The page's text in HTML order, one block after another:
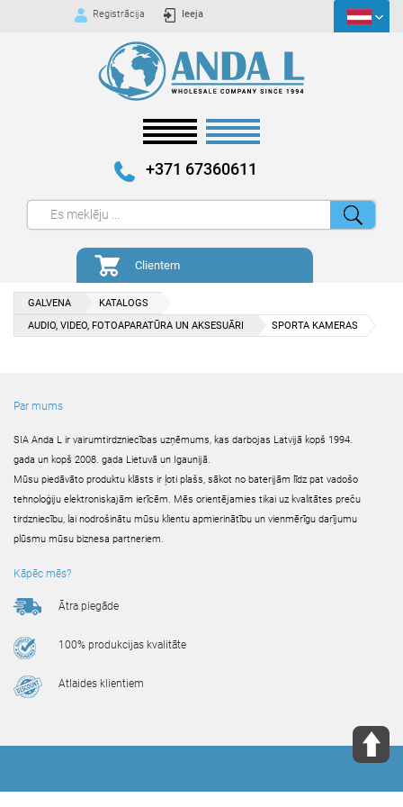
Registrācija Ieeja
+371 67360611
Clientem
GALVENA
KATALOGS
AUDIO, VIDEO, FOTOAPARATŪRA UN AKSESUĀRI
SPORTA KAMERAS
Par mums
SIA Anda L ir vairumtirdzniecības uzņēmums, kas darbojas Latvijā kopš 1994.
gada un kopš 2008. gada Lietuvā un Igaunijā.
Mūsu piedāvāto produktu klāsts ir ļoti plašs, sākot no baterijām līdz pat vadošo
tehnoloģiju elektroniskajām ierīcēm. Mēs orientējamies tikai uz kvalitātes preču
tirdzniecību, lai nodrošinātu mūsu klientu apmierinātību un vienmērīgu darījumu
plūsmu mūsu biznesa partneriem.
Kāpēc mēs?
Ātra piegāde
100% produkcijas kvalitāte
Atlaides klientiem